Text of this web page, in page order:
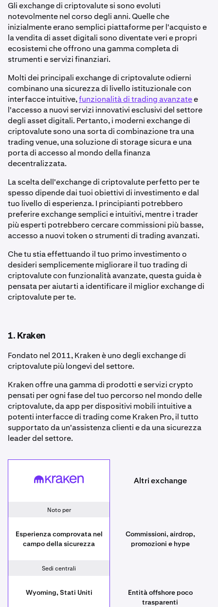
Gli exchange di criptovalute si sono evoluti
notevolmente nel corso degli anni. Quelle che
inizialmente erano semplici piattaforme per l'acquisto e
la vendita di asset digitali sono diventate veri e propri
ecosistemi che offrono una gamma completa di
strumenti e servizi finanziari.
Molti dei principali exchange di criptovalute odierni
combinano una sicurezza di livello istituzionale con
interfacce intuitive,funzionalità di trading avanzatee
l'accesso a nuovi servizi innovativi esclusivi del settore
degli asset digitali. Pertanto, i moderni exchange di
criptovalute sono una sorta di combinazione tra una
trading venue, una soluzione di storage sicura e una
porta di accesso al mondo della finanza
decentralizzata.
La scelta dell'exchange di criptovalute perfetto per te
spesso dipende dai tuoi obiettivi di investimento e dal
tuo livello di esperienza. I principianti potrebbero
preferire exchange semplici e intuitivi, mentre i trader
più esperti potrebbero cercare commissioni più basse,
accesso a nuovi token o strumenti di trading avanzati.
Che tu stia effettuando il tuo primo investimento o
desideri semplicemente migliorare il tuo trading di
criptovalute con funzionalità avanzate, questa guida è
pensata per aiutarti a identificare il miglior exchange di
criptovalute per te.
1. Kraken
Fondato nel 2011, Kraken è uno degli exchange di
criptovalute più longevi del settore.
Kraken offre una gamma di prodotti e servizi crypto
pensati per ogni fase del tuo percorso nel mondo delle
criptovalute, da app per dispositivi mobili intuitive a
potenti interfacce di trading come Kraken Pro, il tutto
supportato da un'assistenza clienti e da una sicurezza
leader del settore.
Kraken Altri exchange
Other exchanges
Noto per
Esperienza comprovata nel
campo della sicurezza
Commissioni, airdrop,
promozioni e hype
Sedi centrali
Wyoming, Stati Uniti
Entità offshore poco
trasparenti